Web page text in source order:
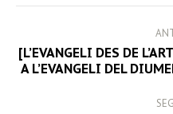
[L’EVANGELI DES DE
A L’EVANGELI DEL